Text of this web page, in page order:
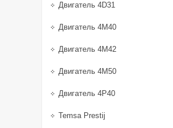
Двигатель 4D31
Двигатель 4M40
Двигатель 4M42
Двигатель 4M50
Двигатель 4P40
Temsa Prestij